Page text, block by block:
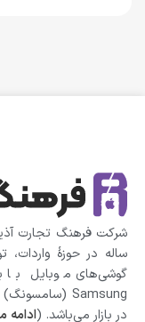
ساله در حوزهٔ
گوشی‌های موبایل با
در بازار می‌باشد. (ادامه